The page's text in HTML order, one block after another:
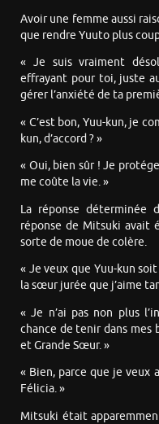
Avoir une femme aussi
que rendre Yuuto plus
« Je suis vraiment
effrayant pour toi, juste
gérer l’anxiété de ta
« C’est bon, Yuu-kun, je
kun, d’accord ? »
« Oui, bien sûr ! Je
me coûte la vie. »
La réponse déterminée
réponse de Mitsuki avait
sorte de moue de colère.
« Je veux que Yuu-kun
la sœur jurée que j’aime
« Je n’ai pas non plus
chance de tenir dans mes
et Grande Sœur. »
« Bien, parce que je veux
Félicia. »
Mitsuki était